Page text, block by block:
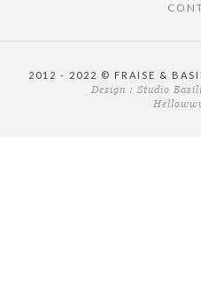
2012 - 2022 © FRAISE &
Design : Studio